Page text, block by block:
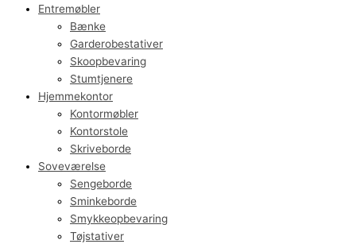
Entremøbler
Bænke
Garderobestativer
Skoopbevaring
Stumtjenere
Hjemmekontor
Kontormøbler
Kontorstole
Skriveborde
Soveværelse
Sengeborde
Sminkeborde
Smykkeopbevaring
Tøjstativer